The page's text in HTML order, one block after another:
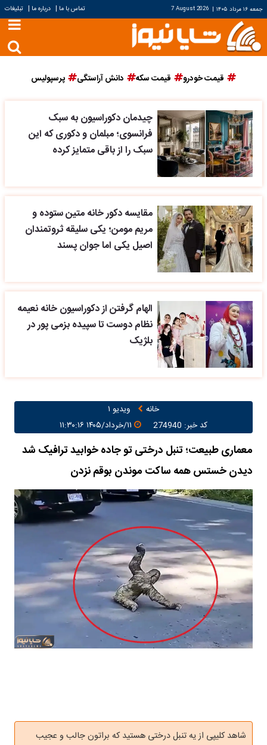
جمعه ۱۶ مرداد ۱۴۰۵ |
7 August 2026 تماس با ما | درباره ما | تبلیغات
قیمت خودرو قیمت سکه دانش آراستگی پرسپولیس
چیدمان دکوراسیون به سبک
فرانسوی؛ مبلمان و دکوری که این
سبک را از باقی متمایز کرده
مقایسه دکور خانه متین ستوده و
مریم مومن؛ یکی سلیقه ثروتمندان
اصیل یکی اما جوان پسند
الهام گرفتن از دکوراسیون خانه نعیمه
نظام دوست تا سپیده بزمی پور در
بلژیک
خانه
ویدیو ۱
کد خبر: 274940
معماری طبیعت؛ تنبل درختی تو جاده خوابید ترافیک شد
دیدن خستس همه ساکت موندن بوقم نزدن
شاهد کلیپی از یه تنبل درختی هستید که براتون جالب و عجیب